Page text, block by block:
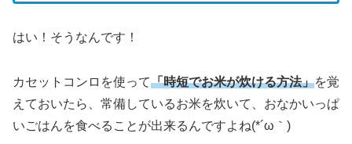
はい！そうなんです！
カセットコンロを使って「時短でお米が炊ける方法」を覚
えておいたら、常備しているお米を炊いて、おなかいっぱ
いごはんを食べることが出来るんですよね(*´ω｀)